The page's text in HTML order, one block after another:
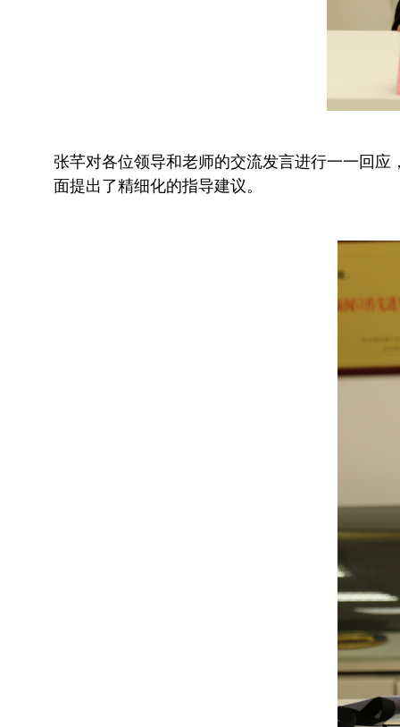
张芊对各位领导和老师的交流发言进行一一回应
面提出了精细化的指导建议。